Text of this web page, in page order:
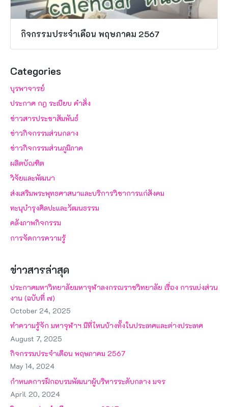
กิจกรรมประจำเดือน พฤษภาคม 2567
Categories
บุรพาจารย์
ประกาศ กฎ ระเบียบ คำสั่ง
ข่าวสารประชาสัมพันธ์
ข่าวกิจกรรมส่วนกลาง
ข่าวกิจกรรมส่วนภูมิภาค
ผลิตบัณฑิต
วิจัยและพัฒนา
ส่งเสริมพระพุทธศาสนาและบริการวิชาการแก่สังคม
ทะนุบำรุงศิลปะและวัฒนธรรม
คลังภาพกิจกรรม
การจัดการความรู้
ข่าวสารล่าสุด
ประกาศมหาวิทยาลัยมหาจุฬาลงกรณราชวิทยาลัย เรื่อง การแบ่งส่วน
งาน (ฉบับที่ ๗)
October 24, 2025
ทำความรู้จัก มหาจุฬาฯ มีที่ไหนบ้างทั้งในประเทศและต่างประเทศ
August 7, 2025
กิจกรรมประจำเดือน พฤษภาคม 2567
May 14, 2024
กำหนดการฝึกอบรมพัฒนาผู้บริหารระดับกลาง มจร
April 20, 2024